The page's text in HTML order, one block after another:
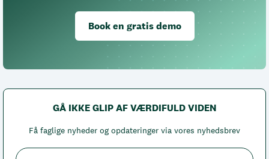
Book en gratis demo
GÅ IKKE GLIP AF VÆRDIFULD VIDEN
Få faglige nyheder og opdateringer via vores nyhedsbrev